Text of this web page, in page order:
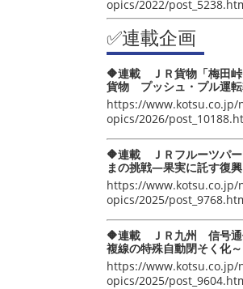
opics/2022/
✅連載企画
🔶連載 ＪＲ貨物「梅田峠
貨物 プッシュ・プル運転
https://www.kotsu.co.jp/
opics/2026/
🔶連載 ＪＲフルーツパ
まの挑戦―果実に託す復
https://www.kotsu.co.jp/
opics/2025/
🔶連載 ＪＲ九州 信号通
複線の特殊自動閉そく化～
https://www.kotsu.co.jp/
opics/2025/